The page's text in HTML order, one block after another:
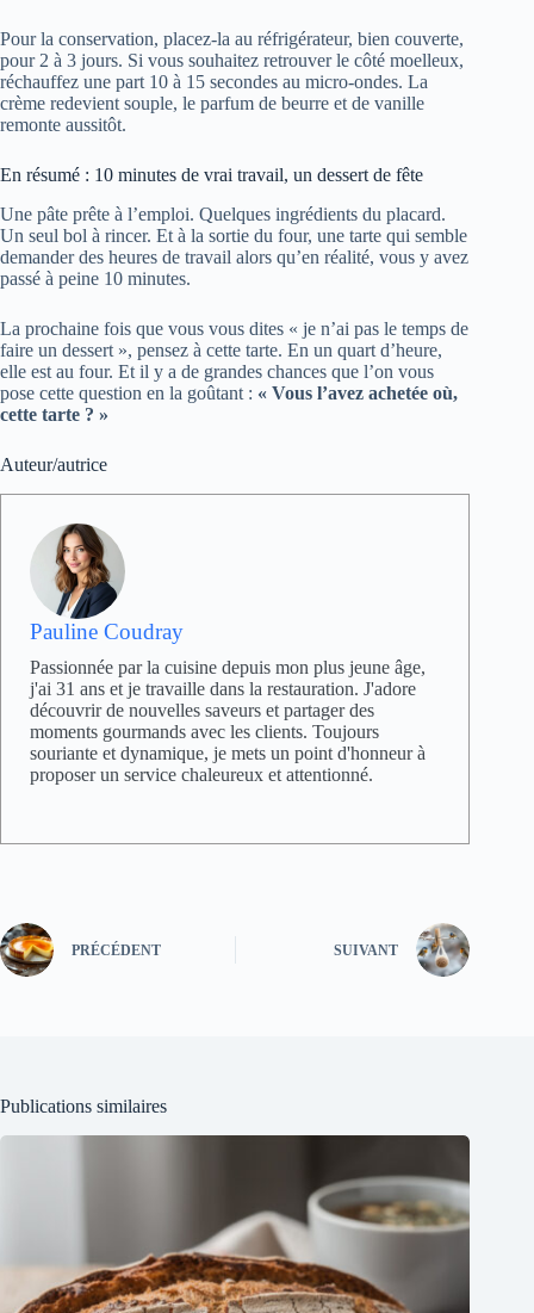
Pour la conservation, placez-la au réfrigérateur, bien couverte,
pour 2 à 3 jours. Si vous souhaitez retrouver le côté moelleux,
réchauffez une part 10 à 15 secondes au micro-ondes. La
crème redevient souple, le parfum de beurre et de vanille
remonte aussitôt.
En résumé : 10 minutes de vrai travail, un dessert de fête
Une pâte prête à l’emploi. Quelques ingrédients du placard.
Un seul bol à rincer. Et à la sortie du four, une tarte qui semble
demander des heures de travail alors qu’en réalité, vous y avez
passé à peine 10 minutes.
La prochaine fois que vous vous dites « je n’ai pas le temps de
faire un dessert », pensez à cette tarte. En un quart d’heure,
elle est au four. Et il y a de grandes chances que l’on vous
pose cette question en la goûtant : « Vous l’avez achetée où,
cette tarte ? »
Auteur/autrice
Pauline Coudray
Passionnée par la cuisine depuis mon plus jeune âge,
j'ai 31 ans et je travaille dans la restauration. J'adore
découvrir de nouvelles saveurs et partager des
moments gourmands avec les clients. Toujours
souriante et dynamique, je mets un point d'honneur à
proposer un service chaleureux et attentionné.
PRÉCÉDENT SUIVANT
Publications similaires